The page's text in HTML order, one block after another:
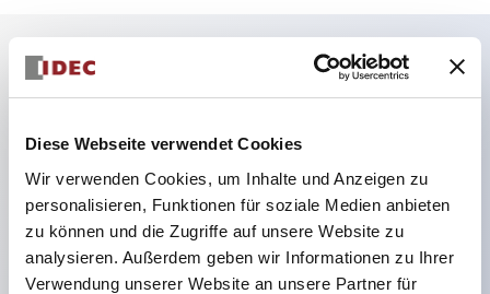
Diese Webseite verwendet Cookies
Wir verwenden Cookies, um Inhalte und Anzeigen zu
personalisieren, Funktionen für soziale Medien anbieten
zu können und die Zugriffe auf unsere Website zu
analysieren. Außerdem geben wir Informationen zu Ihrer
Verwendung unserer Website an unsere Partner für
Hauptmerkmale
Geeignet für ein breites Anwendungsspektrum
von der Konsumelektronik bis zum FA-Bereich
LED-Beleuchtungseinheit mit integriertem
strombegrenzendem Widerstand und Diode im
LED-Lampenkörper